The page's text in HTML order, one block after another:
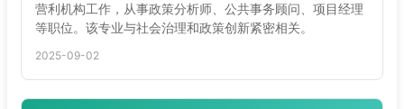
营利机构工作，从事政策分析师、公共事务顾问、项目经理
等职位。该专业与社会治理和政策创新紧密相关。
2025-09-02